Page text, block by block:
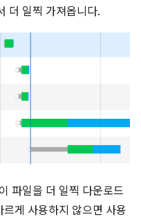
더 일찍 가져옵니다.
파일을 더 일찍 다운로드
게 사용하지 않으면 사용